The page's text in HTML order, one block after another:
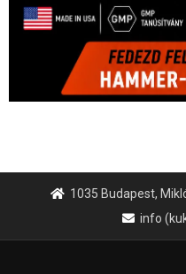
1035 Budapest,
info